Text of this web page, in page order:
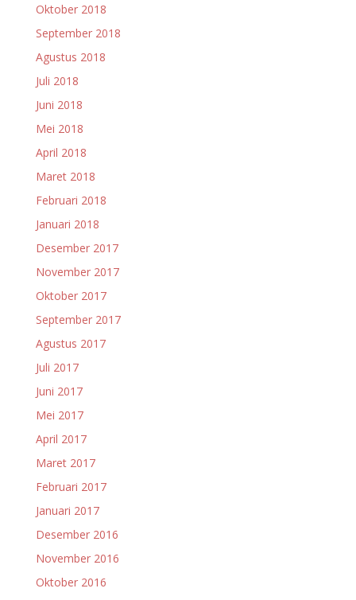
Oktober 2018
September 2018
Agustus 2018
Juli 2018
Juni 2018
Mei 2018
April 2018
Maret 2018
Februari 2018
Januari 2018
Desember 2017
November 2017
Oktober 2017
September 2017
Agustus 2017
Juli 2017
Juni 2017
Mei 2017
April 2017
Maret 2017
Februari 2017
Januari 2017
Desember 2016
November 2016
Oktober 2016